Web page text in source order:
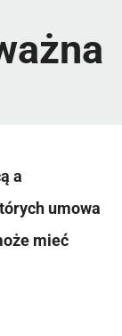
a
umowa
mieć